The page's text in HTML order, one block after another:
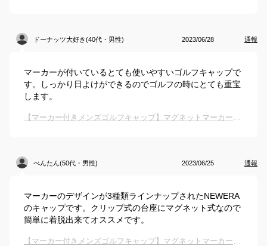
ドーナッツ大好き(40代・男性) 2023/06/28 通報
マーカーが付いているとても使いやすいゴルフキャップで
す。しっかり日よけができるのでゴルフの時にとても重宝
します。
【マーカー付きメンズゴルフキャップ】マグネットマーカー内蔵のおすすめは？
べんたん(50代・男性) 2023/06/25 通報
マーカーのデザインが3種類ラインナップされたNEWERA
のキャップです。クリップ式の台座にマグネット式なので
簡単に着脱出来てオススメです。
【マーカー付きメンズゴルフキャップ】マグネットマーカー内蔵のおすすめは？